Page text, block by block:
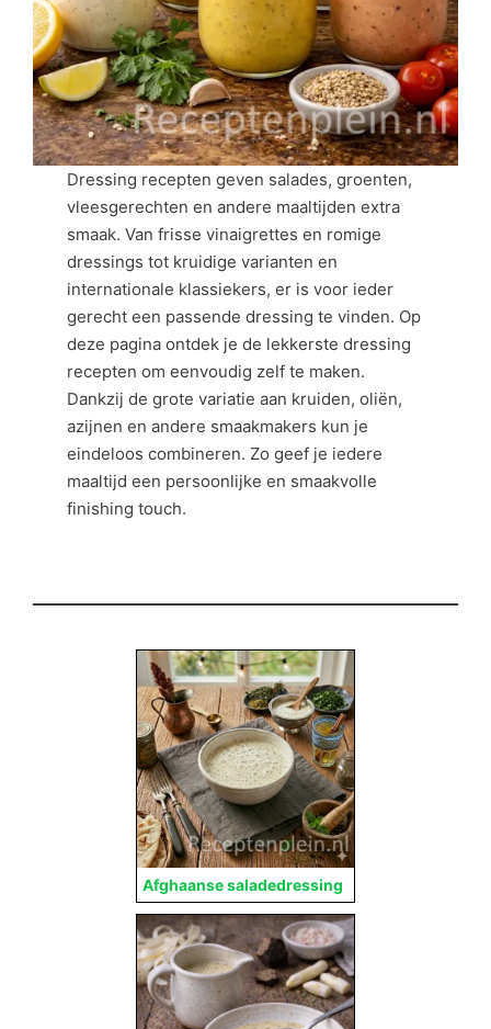
Dressing recepten geven salades, groenten,
vleesgerechten en andere maaltijden extra
smaak. Van frisse vinaigrettes en romige
dressings tot kruidige varianten en
internationale klassiekers, er is voor ieder
gerecht een passende dressing te vinden. Op
deze pagina ontdek je de lekkerste dressing
recepten om eenvoudig zelf te maken.
Dankzij de grote variatie aan kruiden, oliën,
azijnen en andere smaakmakers kun je
eindeloos combineren. Zo geef je iedere
maaltijd een persoonlijke en smaakvolle
finishing touch.
Afghaanse saladedressing